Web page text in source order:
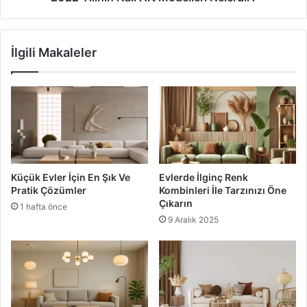
içermesi de önemlidir. Klasik mobilyalar ile aksesuarların
uygun ve uyumlu olması için avize ve abajurlar önemlidir.
Klasik Dekorasyon
İlgili Makaleler
Küçük Evler İçin En Şık Ve
Pratik Çözümler
1 hafta önce
Evlerde İlginç Renk
Kombinleri İle Tarzınızı Öne
Çıkarın
9 Aralık 2025